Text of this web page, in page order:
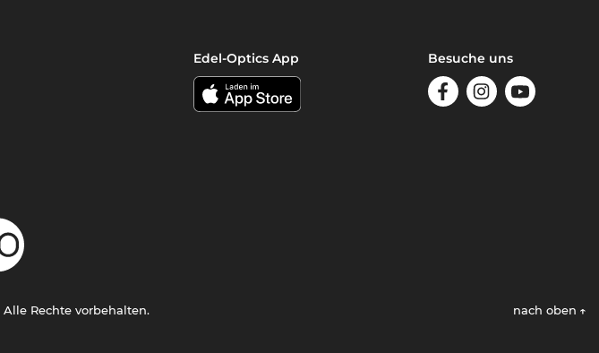
Edel-Optics App Besuche uns
Rechte vorbehalten. nach oben